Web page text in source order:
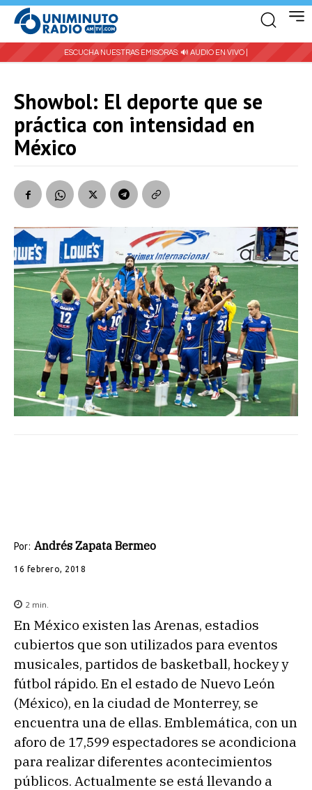
ESCUCHA NUESTRAS EMISORAS: 🔊 AUDIO EN VIVO |
Showbol: El deporte que se
práctica con intensidad en
México
Por: Andrés Zapata Bermeo
16 febrero, 2018
2 min.
En México existen las Arenas, estadios
cubiertos que son utilizados para eventos
musicales, partidos de basketball, hockey y
fútbol rápido. En el estado de Nuevo León
(México), en la ciudad de Monterrey, se
encuentra una de ellas. Emblemática, con un
aforo de 17,599 espectadores se acondiciona
para realizar diferentes acontecimientos
públicos. Actualmente se está llevando a